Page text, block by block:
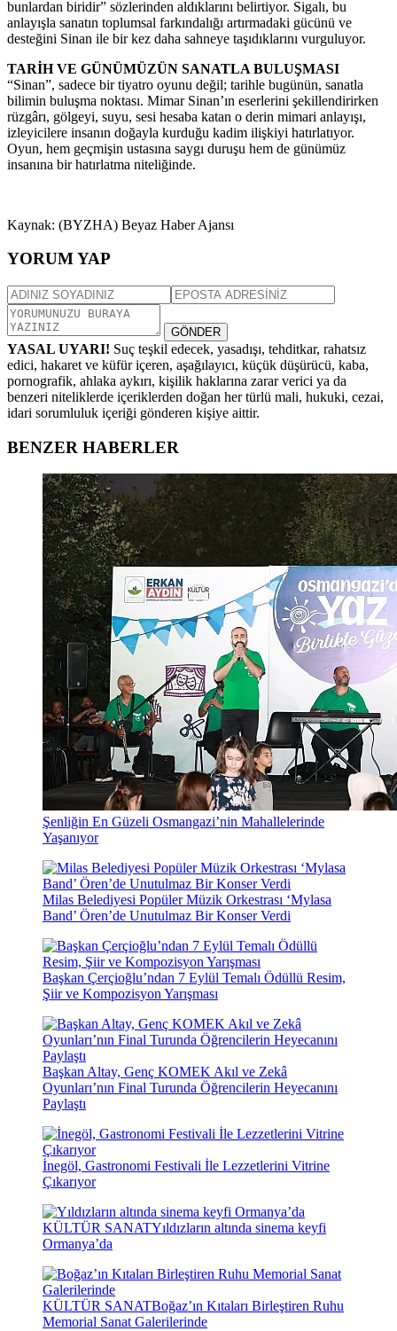
bunlardan biridir” sözlerinden aldıklarını belirtiyor. Sigalı, bu
anlayışla sanatın toplumsal farkındalığı artırmadaki gücünü ve
desteğini Sinan ile bir kez daha sahneye taşıdıklarını vurguluyor.
TARİH VE GÜNÜMÜZÜN SANATLA BULUŞMASI
“Sinan”, sadece bir tiyatro oyunu değil; tarihle bugünün, sanatla
bilimin buluşma noktası. Mimar Sinan’ın eserlerini şekillendirirken
rüzgârı, gölgeyi, suyu, sesi hesaba katan o derin mimari anlayışı,
izleyicilere insanın doğayla kurduğu kadim ilişkiyi hatırlatıyor.
Oyun, hem geçmişin ustasına saygı duruşu hem de günümüz
insanına bir hatırlatma niteliğinde.
Kaynak: (BYZHA) Beyaz Haber Ajansı
YORUM YAP
GÖNDER
YASAL UYARI! Suç teşkil edecek, yasadışı, tehditkar, rahatsız
edici, hakaret ve küfür içeren, aşağılayıcı, küçük düşürücü, kaba,
pornografik, ahlaka aykırı, kişilik haklarına zarar verici ya da
benzeri niteliklerde içeriklerden doğan her türlü mali, hukuki, cezai,
idari sorumluluk içeriği gönderen kişiye aittir.
BENZER HABERLER
Şenliğin En Güzeli Osmangazi’nin Mahallelerinde
Yaşanıyor
Milas Belediyesi Popüler Müzik Orkestrası ‘Mylasa
Band’ Ören’de Unutulmaz Bir Konser Verdi
Başkan Çerçioğlu’ndan 7 Eylül Temalı Ödüllü Resim,
Şiir ve Kompozisyon Yarışması
Başkan Altay, Genç KOMEK Akıl ve Zekâ
Oyunları’nın Final Turunda Öğrencilerin Heyecanını
Paylaştı
İnegöl, Gastronomi Festivali İle Lezzetlerini Vitrine
Çıkarıyor
KÜLTÜR SANATYıldızların altında sinema keyfi
Ormanya’da
KÜLTÜR SANATBoğaz’ın Kıtaları Birleştiren Ruhu
Memorial Sanat Galerilerinde